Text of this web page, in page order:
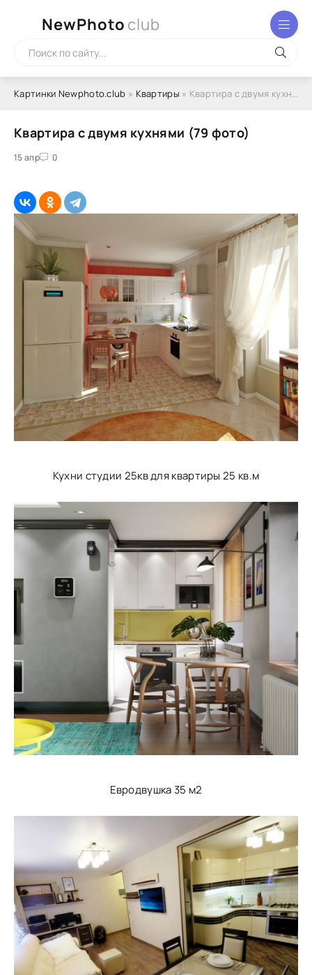
NewPhoto club
Картинки Newphoto.club » Квартиры » Квартира с двумя кухнями (79 фото)
Квартира с двумя кухнями (79 фото)
15 апр 0
Кухни студии 25кв для квартиры 25 кв.м
Евродвушка 35 м2